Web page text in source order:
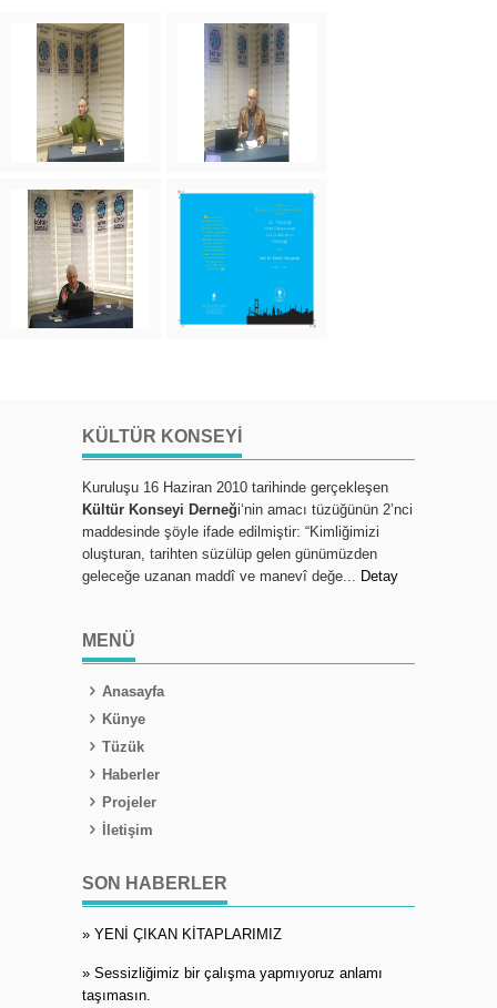
KÜLTÜR KONSEYI
Kuruluşu 16 Haziran 2010 tarihinde gerçekleşen
Kültür Konseyi Derneği‘nin amacı tüzüğünün 2’nci
maddesinde şöyle ifade edilmiştir: “Kimliğimizi
oluşturan, tarihten süzülüp gelen günümüzden
geleceğe uzanan maddî ve manevî değe... Detay
MENÜ
Anasayfa
Künye
Tüzük
Haberler
Projeler
İletişim
SON HABERLER
» YENİ ÇIKAN KİTAPLARIMIZ
» Sessizliğimiz bir çalışma yapmıyoruz anlamı
taşımasın.